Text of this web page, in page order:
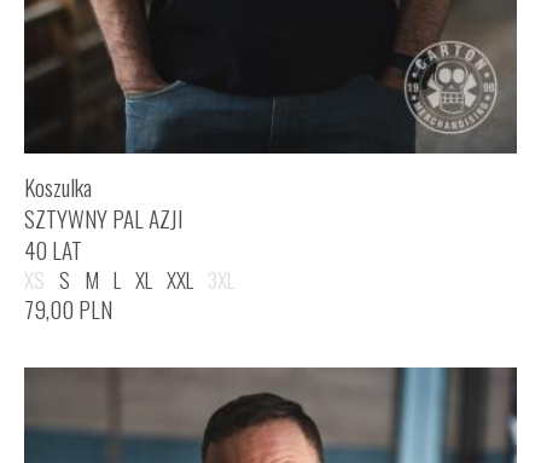
Koszulka
SZTYWNY PAL AZJI
40 LAT
XS S M L XL XXL 3XL
79,00 PLN